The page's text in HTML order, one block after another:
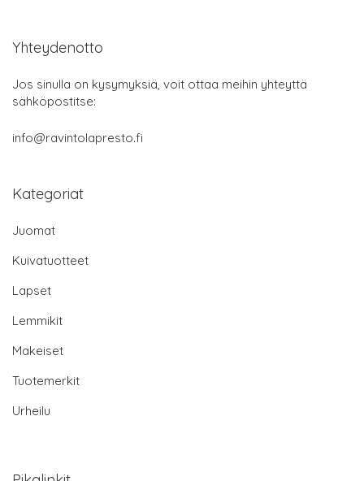
Yhteydenotto
Jos sinulla on kysymyksiä, voit ottaa meihin yhteyttä
sähköpostitse:
info@ravintolapresto.fi
Kategoriat
Juomat
Kuivatuotteet
Lapset
Lemmikit
Makeiset
Tuotemerkit
Urheilu